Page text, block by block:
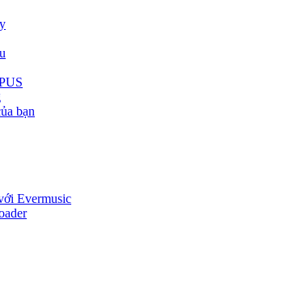
bạn
Evermusic